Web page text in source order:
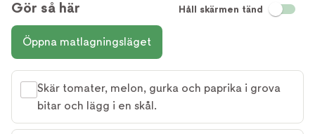
Gör så här Håll skärmen tänd
Öppna matlagningsläget
Skär tomater, melon, gurka och paprika i grova
bitar och lägg i en skål.